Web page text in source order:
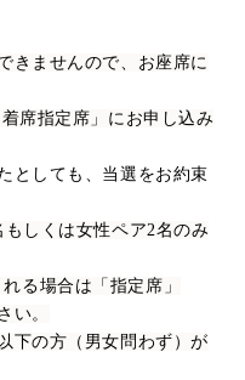
きませんので、お座席に
席指定席」にお申し込み
としても、当選をお約束
もしくは女性ペア2名のみ
る場合は「指定席」
い。
下の方（男女問わず）が